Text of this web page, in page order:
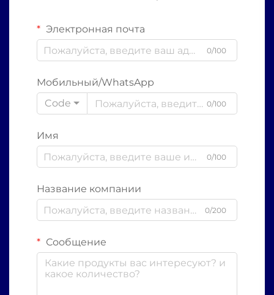
Электронная почта
0/100
Мобильный/WhatsApp
Code
0/100
Имя
0/100
Название компании
0/200
Сообщение